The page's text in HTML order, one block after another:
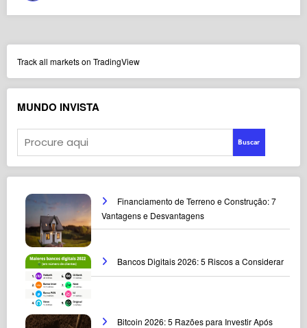
Track all markets on TradingView
MUNDO INVISTA
Buscar
Financiamento de Terreno e Construção: 7
Vantagens e Desvantagens
Bancos Digitais 2026: 5 Riscos a Considerar
Bitcoin 2026: 5 Razões para Investir Após